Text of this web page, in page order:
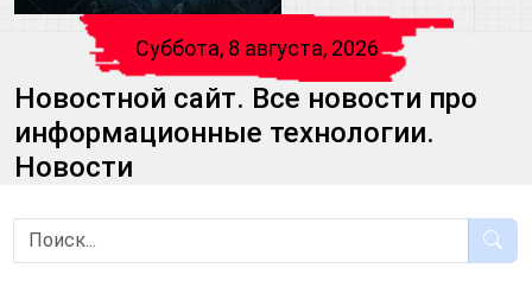
Суббота, 8 августа, 2026
Новостной сайт. Все новости про
информационные технологии.
Новости